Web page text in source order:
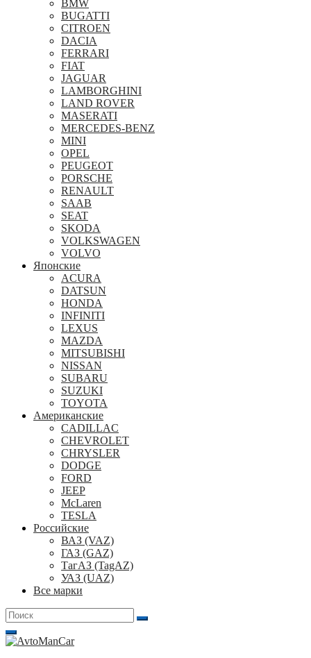
BMW
BUGATTI
CITROEN
DACIA
FERRARI
FIAT
JAGUAR
LAMBORGHINI
LAND ROVER
MASERATI
MERCEDES-BENZ
MINI
OPEL
PEUGEOT
PORSCHE
RENAULT
SAAB
SEAT
SKODA
VOLKSWAGEN
VOLVO
Японские
ACURA
DATSUN
HONDA
INFINITI
LEXUS
MAZDA
MITSUBISHI
NISSAN
SUBARU
SUZUKI
TOYOTA
Американские
CADILLAC
CHEVROLET
CHRYSLER
DODGE
FORD
JEEP
McLaren
TESLA
Российские
ВАЗ (VAZ)
ГАЗ (GAZ)
ТагАЗ (TagAZ)
УАЗ (UAZ)
Все марки
Поиск
для: